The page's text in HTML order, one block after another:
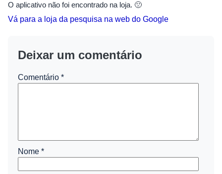
O aplicativo não foi encontrado na loja. 🙁
Vá para a loja da pesquisa na web do Google
Deixar um comentário
Comentário *
Nome *